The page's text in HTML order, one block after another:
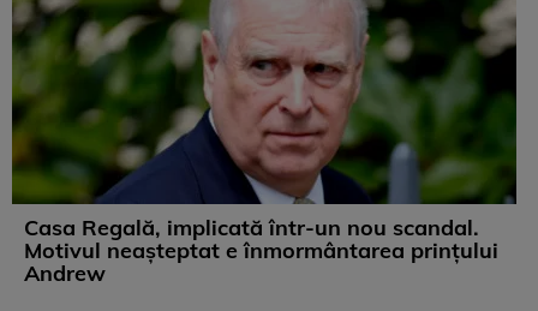
Casa Regală, implicată într-un nou scandal.
Motivul neașteptat e înmormântarea prințului
Andrew